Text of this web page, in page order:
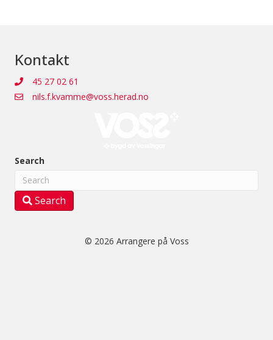
Kontakt
45 27 02 61
nils.f.kvamme@voss.herad.no
Search
Search
© 2026 Arrangere på Voss